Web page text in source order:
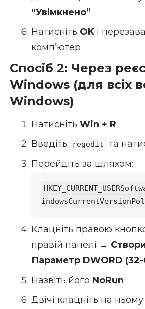
“Увімкнено”
Натисніть OKі
комп’ютер
Спосіб 2: Через
Windows (для всіх
Windows)
Натисніть Win + R
Введіть
regedit
та
Перейдіть за шляхом:
Клацніть правою
правій панелі →
Параметр DWORD (32-
Назвіть його NoRun
Двічі клацніть на ньому